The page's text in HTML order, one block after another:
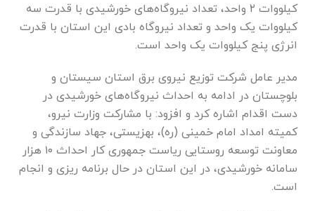
کیلووات ۲ واحد، تعداد نیروگاه‌های خورشیدی با قدرت سه
کیلووات یک واحد و تعداد نیروگاه بادی این استان با قدرت
انرژی پنج کیلووات یک واحد است.
مدیر عامل شرکت توزیع نیروی برق استان سیستان و
بلوچستان در ادامه به احداث نیروگاه‌های خورشیدی در
دست اقدام اشاره کرد و افزود: با مشارکت وزارت نیرو،
کمیته امداد امام خمینی (ره)، بهزیستی، جهاد سازندگی و
معاونت توسعه روستایی ریاست جمهوری کار احداث ۱۰ هزار
سامانه خورشیدی، در این استان در حال برنامه ریزی و انجام
است.